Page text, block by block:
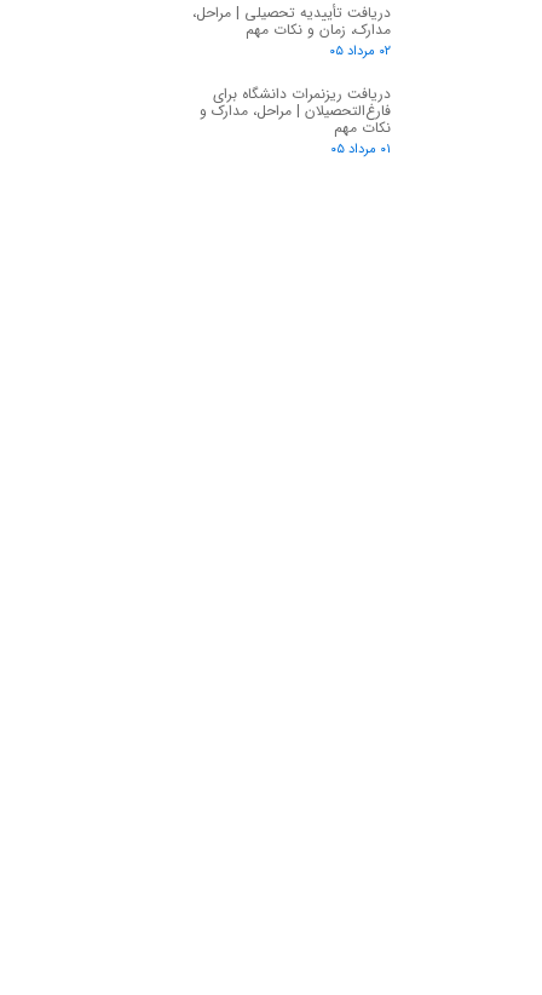
دریافت تأییدیه تحصیلی | مراحل،
مدارک، زمان و نکات مهم
۰۲ مرداد ۰۵
دریافت ریزنمرات دانشگاه برای
فارغ‌التحصیلان | مراحل، مدارک و
نکات مهم
۰۱ مرداد ۰۵